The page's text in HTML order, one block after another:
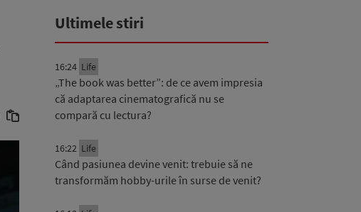
Ultimele stiri
16:24 Life
„The book was better”: de ce avem impresia
că adaptarea cinematografică nu se
compară cu lectura?
16:22 Life
Când pasiunea devine venit: trebuie să ne
transformăm hobby-urile în surse de venit?